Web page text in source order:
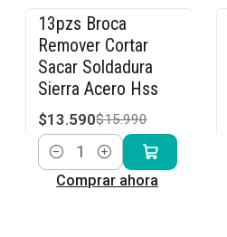
-15% OFF
13pzs Broca
Remover Cortar
Sacar Soldadura
Sierra Acero Hss
$13.590$15.990
Cantidad
Comprar ahora